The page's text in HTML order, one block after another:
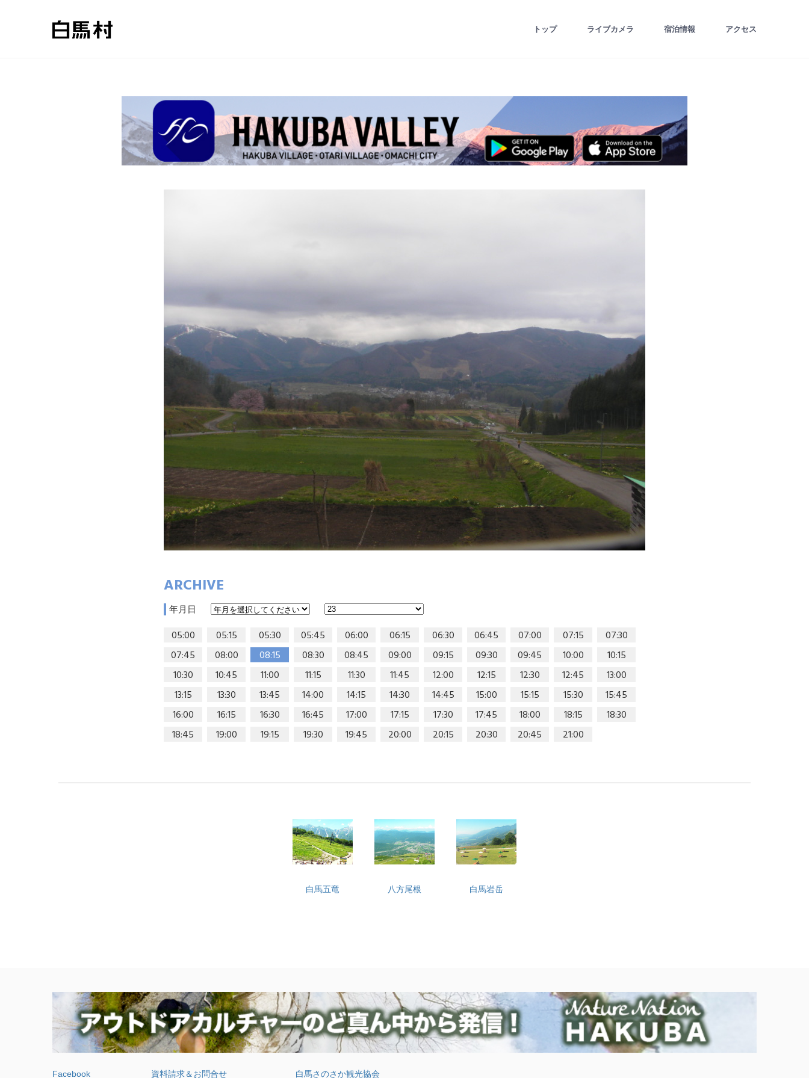
トップ ライブカメラ 宿泊情報 アクセス
ARCHIVE
年月日
05:00 05:15 05:30 05:45 06:00 06:15 06:30 06:45 07:00 07:15
07:30
07:45
08:00 08:15 08:30 08:45 09:00 09:15 09:30 09:45 10:00
10:15
10:30
10:45 11:00 11:15 11:30 11:45 12:00 12:15 12:30 12:45
13:00
13:15
13:30 13:45 14:00 14:15 14:30 14:45 15:00 15:15 15:30
15:45
16:00
16:15 16:30 16:45 17:00 17:15 17:30 17:45 18:00 18:15
18:30
18:45
19:00 19:15 19:30 19:45 20:00 20:15 20:30 20:45 21:00
白馬五竜 八方尾根 白馬岩岳